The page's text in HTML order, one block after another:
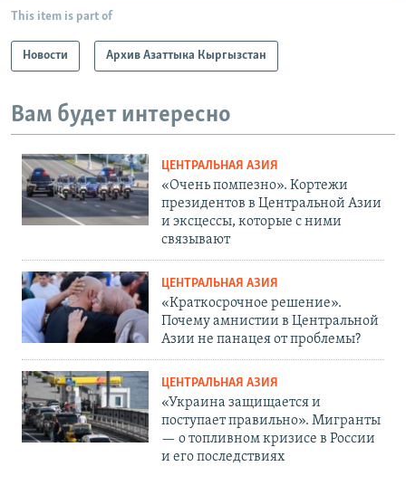
This item is part of
Новости Архив Азаттыка Кыргызстан
Вам будет интересно
ЦЕНТРАЛЬНАЯ АЗИЯ
«Очень помпезно». Кортежи
президентов в Центральной Азии
и эксцессы, которые с ними
связывают
ЦЕНТРАЛЬНАЯ АЗИЯ
«Краткосрочное решение».
Почему амнистии в Центральной
Азии не панацея от проблемы?
ЦЕНТРАЛЬНАЯ АЗИЯ
«Украина защищается и
поступает правильно». Мигранты
— о топливном кризисе в России
и его последствиях